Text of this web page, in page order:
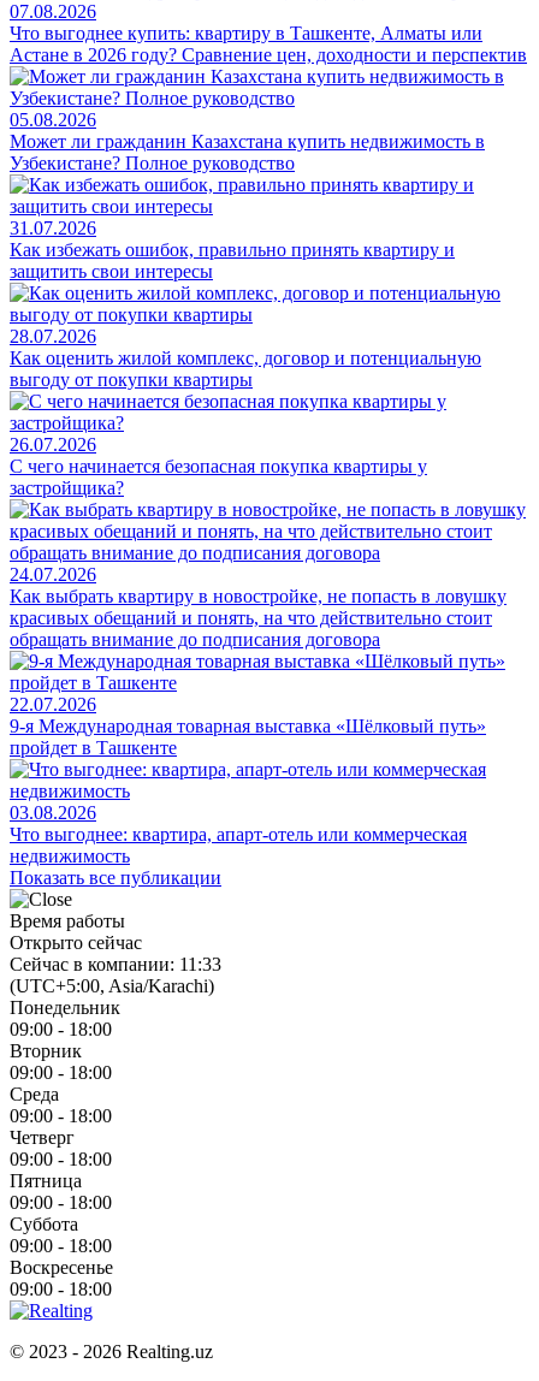
07.08.2026
Что выгоднее купить: квартиру в Ташкенте, Алматы или
Астане в 2026 году? Сравнение цен, доходности и перспектив
05.08.2026
Может ли гражданин Казахстана купить недвижимость в
Узбекистане? Полное руководство
31.07.2026
Как избежать ошибок, правильно принять квартиру и
защитить свои интересы
28.07.2026
Как оценить жилой комплекс, договор и потенциальную
выгоду от покупки квартиры
26.07.2026
С чего начинается безопасная покупка квартиры у
застройщика?
24.07.2026
Как выбрать квартиру в новостройке, не попасть в ловушку
красивых обещаний и понять, на что действительно стоит
обращать внимание до подписания договора
22.07.2026
9-я Международная товарная выставка «Шёлковый путь»
пройдет в Ташкенте
03.08.2026
Что выгоднее: квартира, апарт-отель или коммерческая
недвижимость
Показать все публикации
Время работы
Открыто сейчас
Сейчас в компании: 11:33
(UTC+5:00, Asia/Karachi)
Понедельник
09:00 - 18:00
Вторник
09:00 - 18:00
Среда
09:00 - 18:00
Четверг
09:00 - 18:00
Пятница
09:00 - 18:00
Суббота
09:00 - 18:00
Воскресенье
09:00 - 18:00
© 2023 - 2026 Realting.uz